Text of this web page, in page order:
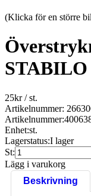
(Klicka för en större
STABILO
25kr/ st.
Artikelnummer:
Artikelnummer:
Enhet:st.
Lagerstatus:I lager
St:
Lägg i varukorg
Beskrivning